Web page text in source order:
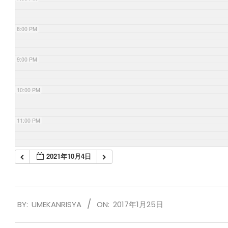
8:00 PM
9:00 PM
10:00 PM
11:00 PM
2021年10月4日
01-
BY: UMEKANRISYA ON: 2017年1月25日